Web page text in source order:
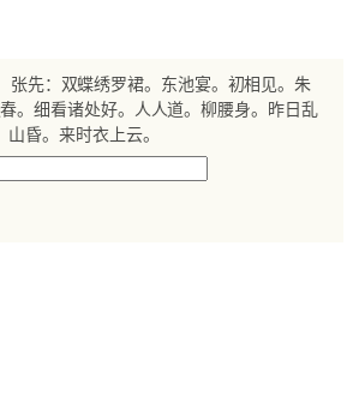
张先：双蝶绣罗裙。东池宴。初相见。朱
。细看诸处好。人人道。柳腰身。昨日乱
山昏。来时衣上云。